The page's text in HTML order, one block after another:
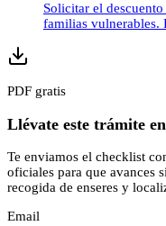
Solicitar el
familias vulnerables.
PDF gratis
Llévate este trámite
Te enviamos el checklist
oficiales para que avances
recogida de enseres y
Email